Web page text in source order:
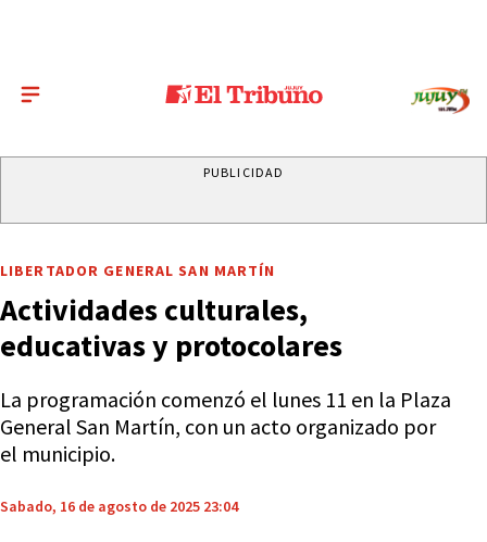
PUBLICIDAD
LIBERTADOR GENERAL SAN MARTÍN
Actividades culturales,
educativas y protocolares
La programación comenzó el lunes 11 en la Plaza
General San Martín, con un acto organizado por
el municipio.
Sabado, 16 de agosto de 2025 23:04